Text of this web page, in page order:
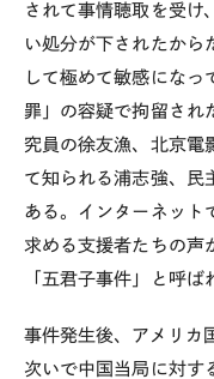
されて事情聴取を受け
い処分が下されたから
して極めて敏感になっ
罪」の容疑で拘留され
究員の徐友漁、北京電
て知られる浦志強、民
ある。インターネット
求める支援者たちの声
「五君子事件」と呼ば
事件発生後、アメリカ
次いで中国当局に対す